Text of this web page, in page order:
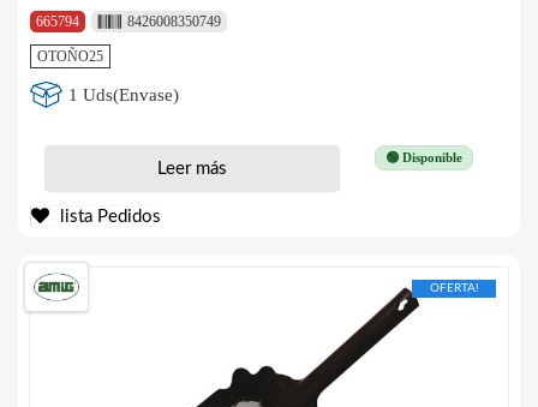
665794
8426008350749
OTOÑO25
1 Uds(Envase)
🟢 Disponible
Leer más
lista Pedidos
OFERTA!